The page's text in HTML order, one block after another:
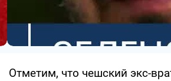
Отметим, что чешский экс-